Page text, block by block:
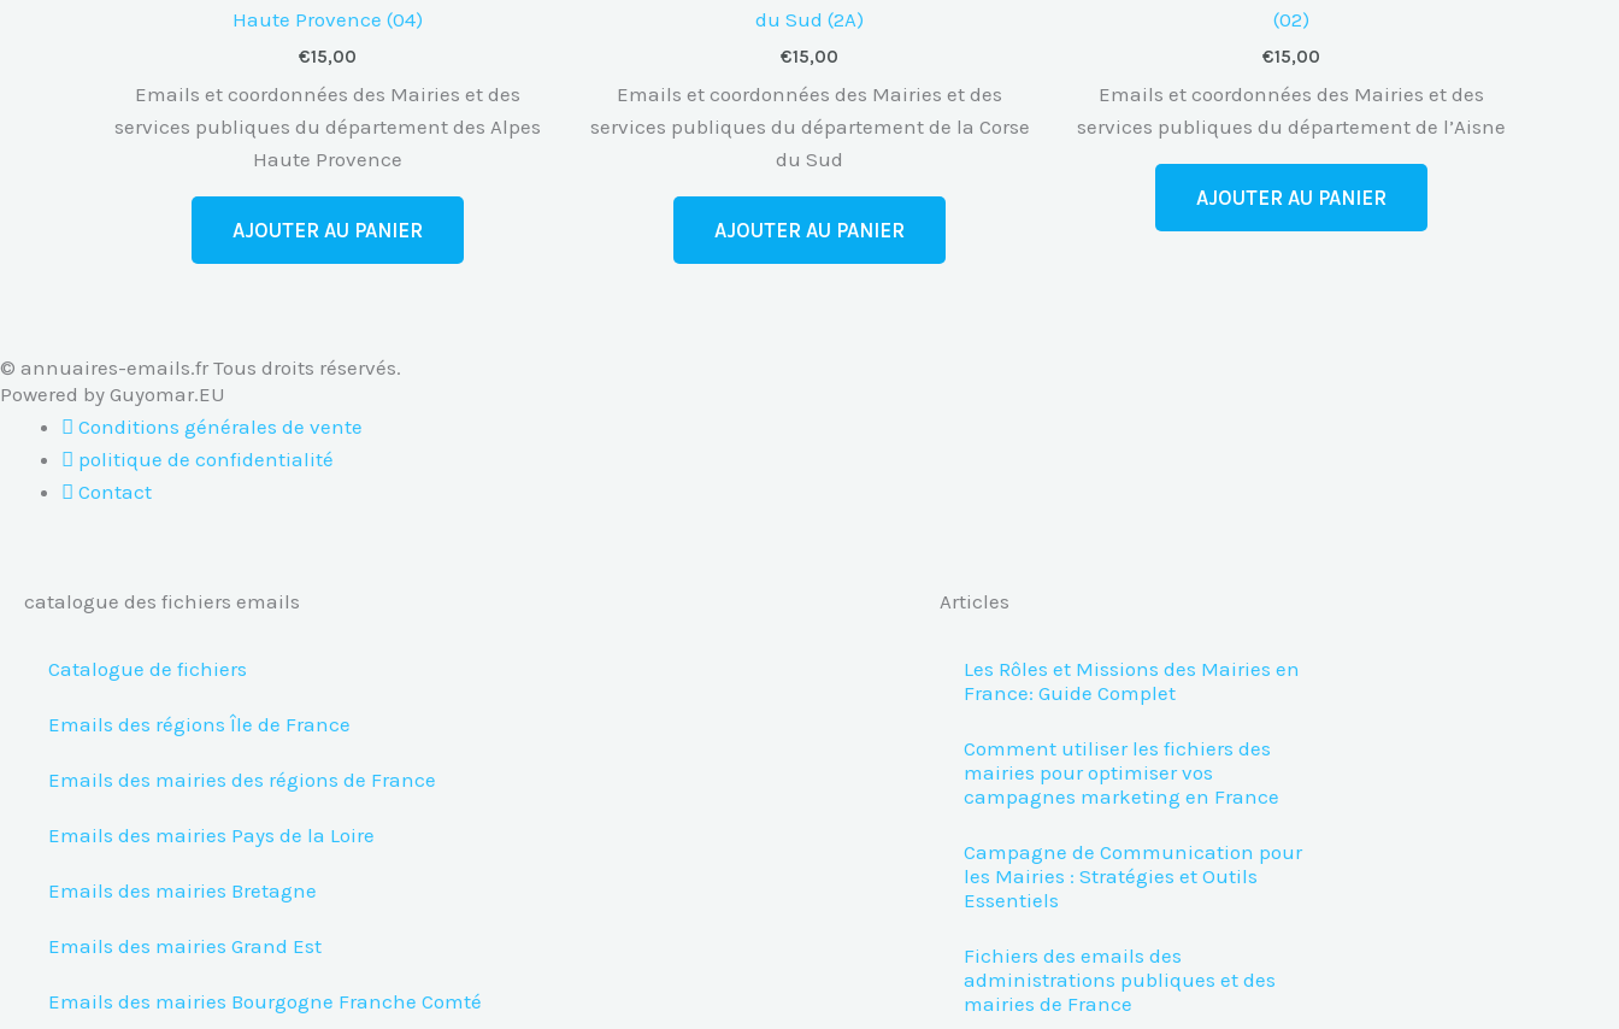
Haute Provence (04)
€15,00
Emails et coordonnées des Mairies et des
services publiques du département des Alpes
Haute Provence
AJOUTER AU PANIER
du Sud (2A)
€15,00
Emails et coordonnées des Mairies et des
services publiques du département de la Corse
du Sud
AJOUTER AU PANIER
(02)
€15,00
Emails et coordonnées des Mairies et des
services publiques du département de l’Aisne
AJOUTER AU PANIER
© annuaires-emails.fr Tous droits réservés.
Powered by Guyomar.EU
Conditions générales de vente
politique de confidentialité
Contact
catalogue des fichiers emails
Catalogue de fichiers
Emails des régions Île de France
Emails des mairies des régions de France
Emails des mairies Pays de la Loire
Emails des mairies Bretagne
Emails des mairies Grand Est
Emails des mairies Bourgogne Franche Comté
Articles
Les Rôles et Missions des Mairies en
France: Guide Complet
Comment utiliser les fichiers des
mairies pour optimiser vos
campagnes marketing en France
Campagne de Communication pour
les Mairies : Stratégies et Outils
Essentiels
Fichiers des emails des
administrations publiques et des
mairies de France